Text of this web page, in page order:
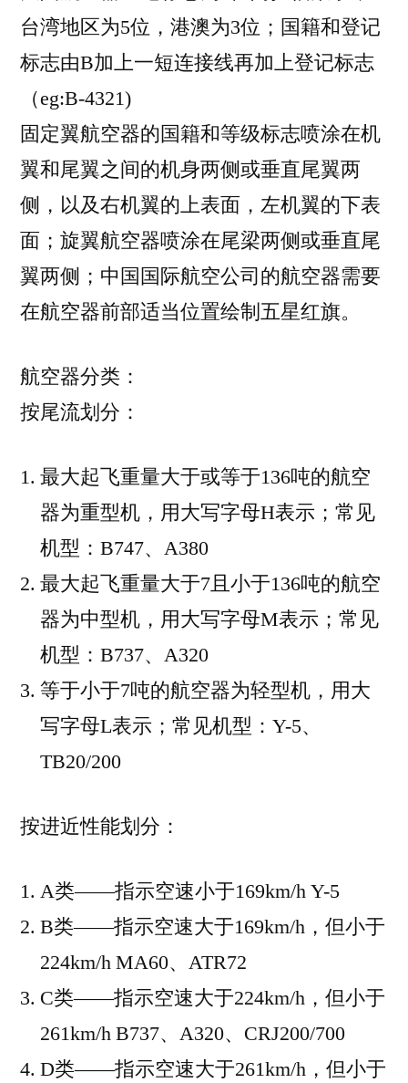
台湾地区为5位，港澳为3位；国籍和登记
标志由B加上一短连接线再加上登记标志
（eg:B-4321)
固定翼航空器的国籍和等级标志喷涂在机
翼和尾翼之间的机身两侧或垂直尾翼两
侧，以及右机翼的上表面，左机翼的下表
面；旋翼航空器喷涂在尾梁两侧或垂直尾
翼两侧；中国国际航空公司的航空器需要
在航空器前部适当位置绘制五星红旗。
航空器分类：
按尾流划分：
最大起飞重量大于或等于136吨的航空
器为重型机，用大写字母H表示；常见
机型：B747、A380
最大起飞重量大于7且小于136吨的航空
器为中型机，用大写字母M表示；常见
机型：B737、A320
等于小于7吨的航空器为轻型机，用大
写字母L表示；常见机型：Y-5、
TB20/200
按进近性能划分：
A类——指示空速小于169km/h Y-5
B类——指示空速大于169km/h，但小于
224km/h MA60、ATR72
C类——指示空速大于224km/h，但小于
261km/h B737、A320、CRJ200/700
D类——指示空速大于261km/h，但小于